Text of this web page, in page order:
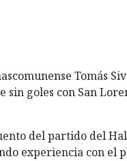
Tomás
sin goles con San
del partido del
experiencia con el